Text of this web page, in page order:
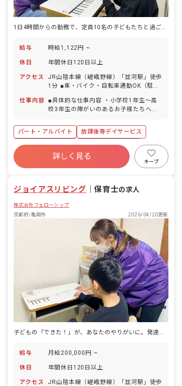
1日4時間からの勤務で、定員10名の子どもたちと過ごす時間に無理なく関われます。
給与 時給1,122円 ~
休日 年間休日120日以上
アクセス
JR山陰本線（嵯峨野線）「並河駅」徒歩
1分 ■車・バイク・自転車通勤OK（駐車
仕事内容
■具体的な仕事内容 ・小学校1年生～高
校3年生の障がいのあるお子様たちへの
などの送迎業務 ・個別支援計画に基づい
た、個別トレーニング・集団トレーニン
グ ・連絡帳記入 ・保護者対応 ■保育理
念 ジョイアスリビングは、素直で優しい
気持ちを持った子どもたちの「こころ」
を育てていきたいと考えています。 子ど
奇心を育て、可能性を広げる環境づく
就労という観点から社会生活に必要な日
常生活における基本的な動作や社会性を
身につけていけるよう療育支援を提供す
ると共に、安心して過ごせる時間を提供
していきます。
パート・アルバイト
放課後等デイサービス
年間休日120日以上
ボーナス・賞与あり
社会保険完備
有給
残業少なめ
詳しく見る
キープ
ジョイアスリビング ｜保育士の求人
株式会社フェローシップ
京都府/亀岡市
2026/04/20更新
給与 月給200,000円 ~
休日 年間休日120日以上
アクセス
JR山陰本線（嵯峨野線）「並河駅」徒歩